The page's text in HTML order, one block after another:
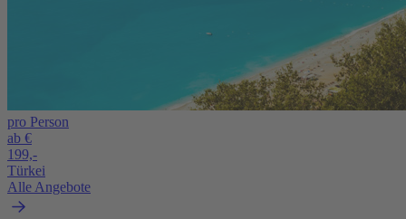
pro Person
ab €
199,-
Türkei
Alle Angebote